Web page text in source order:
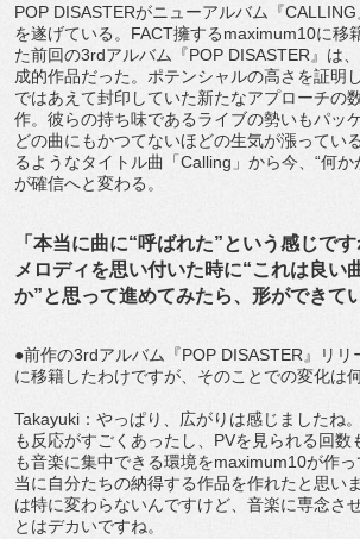
POP DISASTERがニューアルバム『
を遂げている。FACT擁するmaximum10に移
た前回の3rdアルバム『POP DISASTER』は
成的作品だった。ポテンシャルの高さを証明
ではあえて封印していた新たなアプローチの
作。彼らの持ち味であるライブの勢いもパッ
どの曲にもかつてないほどの生気が漲ってい
るようなタイトル曲「Calling」から今、“何
が確信へと変わる。
「本当に曲に“呼ばれた”という感じで
メロディを思い付いた時に“これは良い
か”と思って進めてみたら、形ができて
●前作の3rdアルバム『POP DISASTER』リ
に移籍したわけですが、そのことでの変化は
Takayuki：やっぱり、広がりは感じましたね
も反応がすごくあったし、PVを見られる回数
も音楽に集中できる環境をmaximum10が作
当に自分たちの納得する作品を作れたと思い
は特に変わらないんですけど、音楽に専念さ
とはデカいですね。